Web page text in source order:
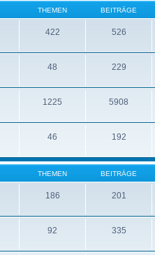
THEMEN BEITRÄGE
422 526
48 229
1225 5908
46 192
THEMEN BEITRÄGE
186 201
92 335